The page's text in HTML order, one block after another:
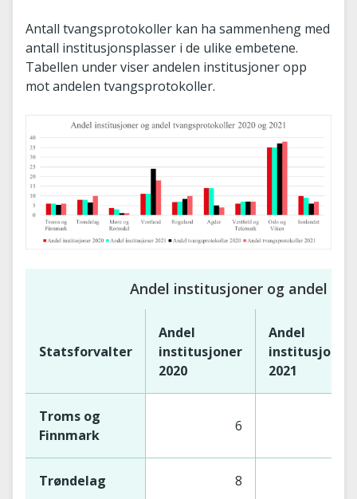
Antall tvangsprotokoller kan ha sammenheng med
antall institusjonsplasser i de ulike embetene.
Tabellen under viser andelen institusjoner opp
mot andelen tvangsprotokoller.
Andel institusjoner og andel
Statsforvalter
Andel
institusjoner
2020
Andel
institusjoner
2021
Troms og
Finnmark
6
Trøndelag 8